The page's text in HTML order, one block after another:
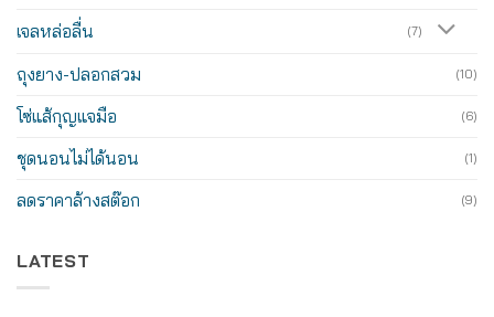
เจลหล่อลื่น (7)
ถุงยาง-ปลอกสวม (10)
โซ่แส้กุญแจมือ (6)
ชุดนอนไม่ได้นอน (1)
ลดราคาล้างสต๊อก (9)
LATEST